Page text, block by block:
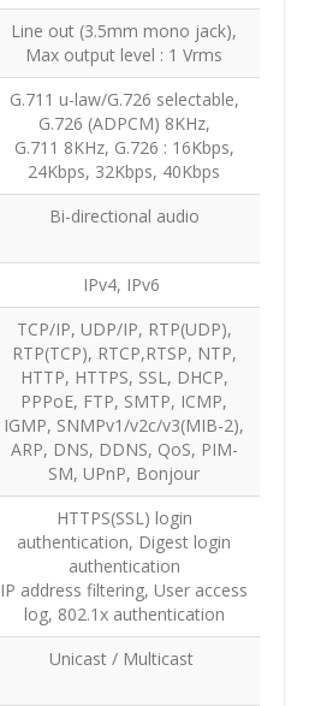
Line out (3.5mm mono jack),
Max output level : 1 Vrms
G.711 u-law/G.726 selectable,
G.726 (ADPCM) 8KHz,
G.711 8KHz, G.726 : 16Kbps,
24Kbps, 32Kbps, 40Kbps
Bi-directional audio
IPv4, IPv6
TCP/IP, UDP/IP, RTP(UDP),
RTP(TCP), RTCP,RTSP, NTP,
HTTP, HTTPS, SSL, DHCP,
PPPoE, FTP, SMTP, ICMP,
IGMP, SNMPv1/v2c/v3(MIB-2),
ARP, DNS, DDNS, QoS, PIM-
SM, UPnP, Bonjour
HTTPS(SSL) login
authentication, Digest login
authentication
IP address filtering, User access
log, 802.1x authentication
Unicast / Multicast